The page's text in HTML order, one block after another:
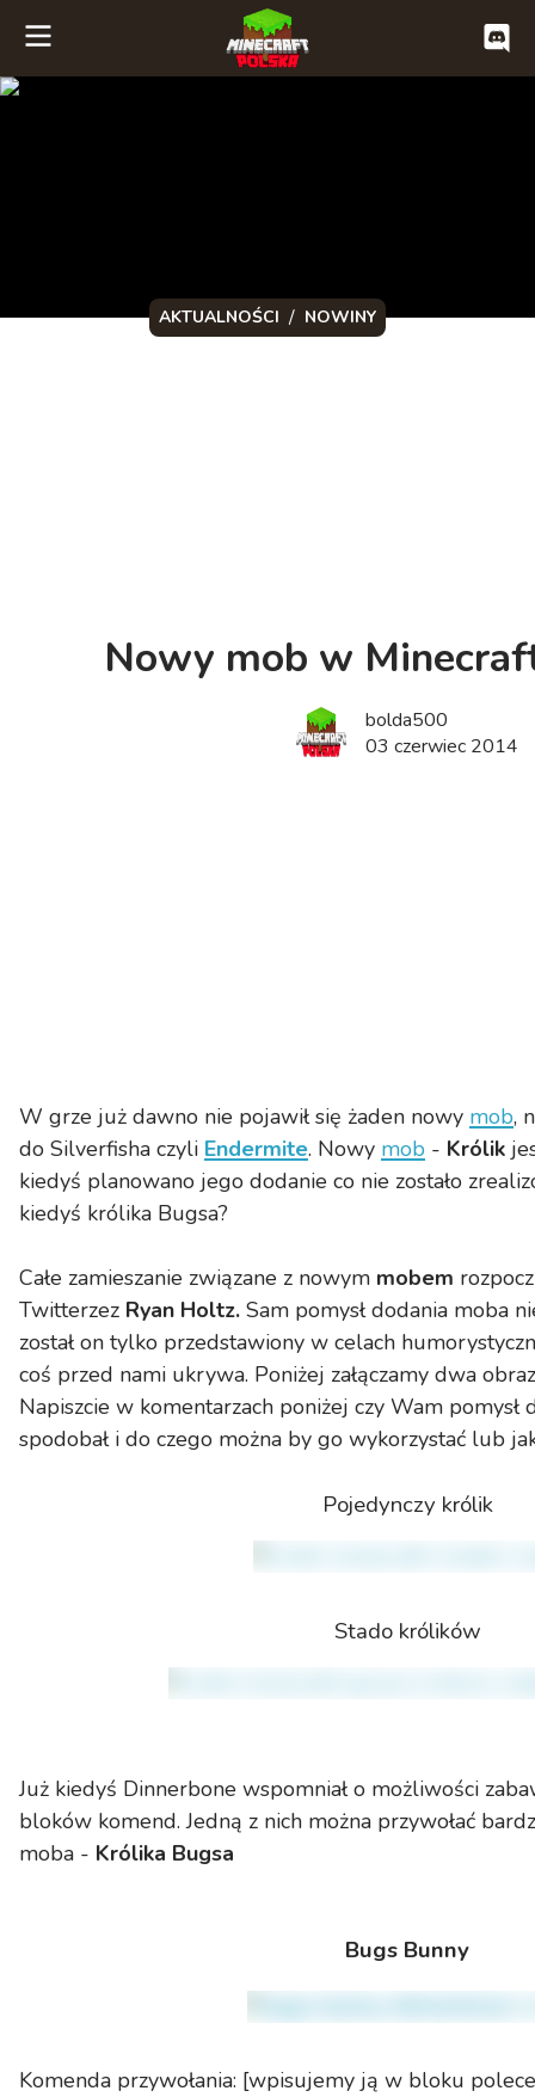
AKTUALNOŚCI / NOWINY
Nowy mob w
bolda500
03 czerwiec 2014
W grze już dawno nie pojawił się żaden nowy mob,
do Silverfisha czyli Endermite. Nowy mob - Królik
kiedyś planowano jego dodanie co nie zostało
kiedyś królika Bugsa?
Całe zamieszanie związane z nowym mobem
Twitterzez Ryan Holtz. Sam pomysł dodania moba
został on tylko przedstawiony w celach
coś przed nami ukrywa. Poniżej załączamy dwa
Napiszcie w komentarzach poniżej czy Wam pomysł
spodobał i do czego można by go wykorzystać lub
Pojedynczy królik
Stado królików
Już kiedyś Dinnerbone wspomniał o możliwości
bloków komend. Jedną z nich można przywołać
moba - Królika Bugsa
Bugs Bunny
Komenda przywołania: [wpisujemy ją w bloku